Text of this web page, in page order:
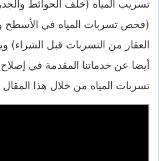
تسريب المياه (خلف الحوائط
(فحص تسربات المياه في
العقار من التسربات قبل الشراء)
أيضا عن خدماتنا المقدمة في إصلاح
تسربات المياه من خلال هذا المقال